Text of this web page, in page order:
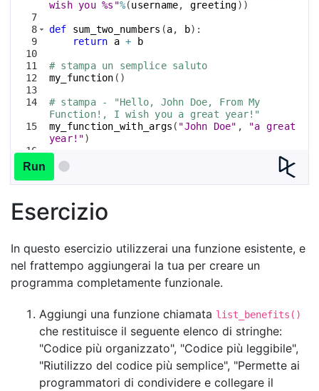
7
8
9
10
11
12
13
14
15
16
17
wish you %s"%(username, greeting))
def sum_two_numbers (a, b) :
return
a + b
# stampa un semplice saluto
my_function ( )
# stampa - "Hello, John Doe, From My
Function!, I wish you a great year!"
my_function_with_args ( "John Doe" ,
"a great
year!")
# dopo questa linea x conterrà il valore 3!
Run
Esercizio
In questo esercizio utilizzerai una funzione esistente, e
nel frattempo aggiungerai la tua per creare un
programma completamente funzionale.
Aggiungi una funzione chiamata list_benefits()
che restituisce il seguente elenco di stringhe:
"Codice più organizzato", "Codice più leggibile",
"Riutilizzo del codice più semplice", "Permette ai
programmatori di condividere e collegare il